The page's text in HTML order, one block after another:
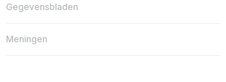
Gegevensbladen
Meningen